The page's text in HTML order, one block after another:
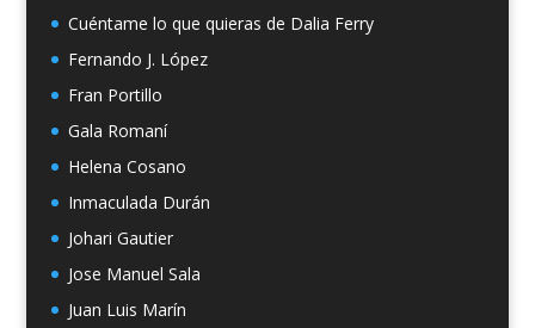
Cuéntame lo que quieras de Dalia Ferry
Fernando J. López
Fran Portillo
Gala Romaní
Helena Cosano
Inmaculada Durán
Johari Gautier
Jose Manuel Sala
Juan Luis Marín